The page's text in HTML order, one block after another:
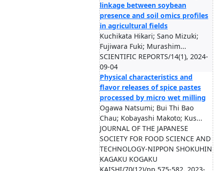
linkage between soybean
presence and soil omics profiles
in agricultural fields
Kuchikata Hikari; Sano Mizuki;
Fujiwara Fuki; Murashim...
SCIENTIFIC REPORTS/14(1), 2024-
09-04
Physical characteristics and
flavor releases of spice pastes
processed by micro wet milling
Ogawa Natsumi; Bui Thi Bao
Chau; Kobayashi Makoto; Kus...
JOURNAL OF THE JAPANESE
SOCIETY FOR FOOD SCIENCE AND
TECHNOLOGY-NIPPON SHOKUHIN
KAGAKU KOGAKU